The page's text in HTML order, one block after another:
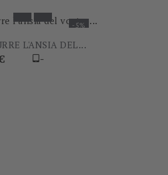
-5%
L'ANSIA DEL...
-